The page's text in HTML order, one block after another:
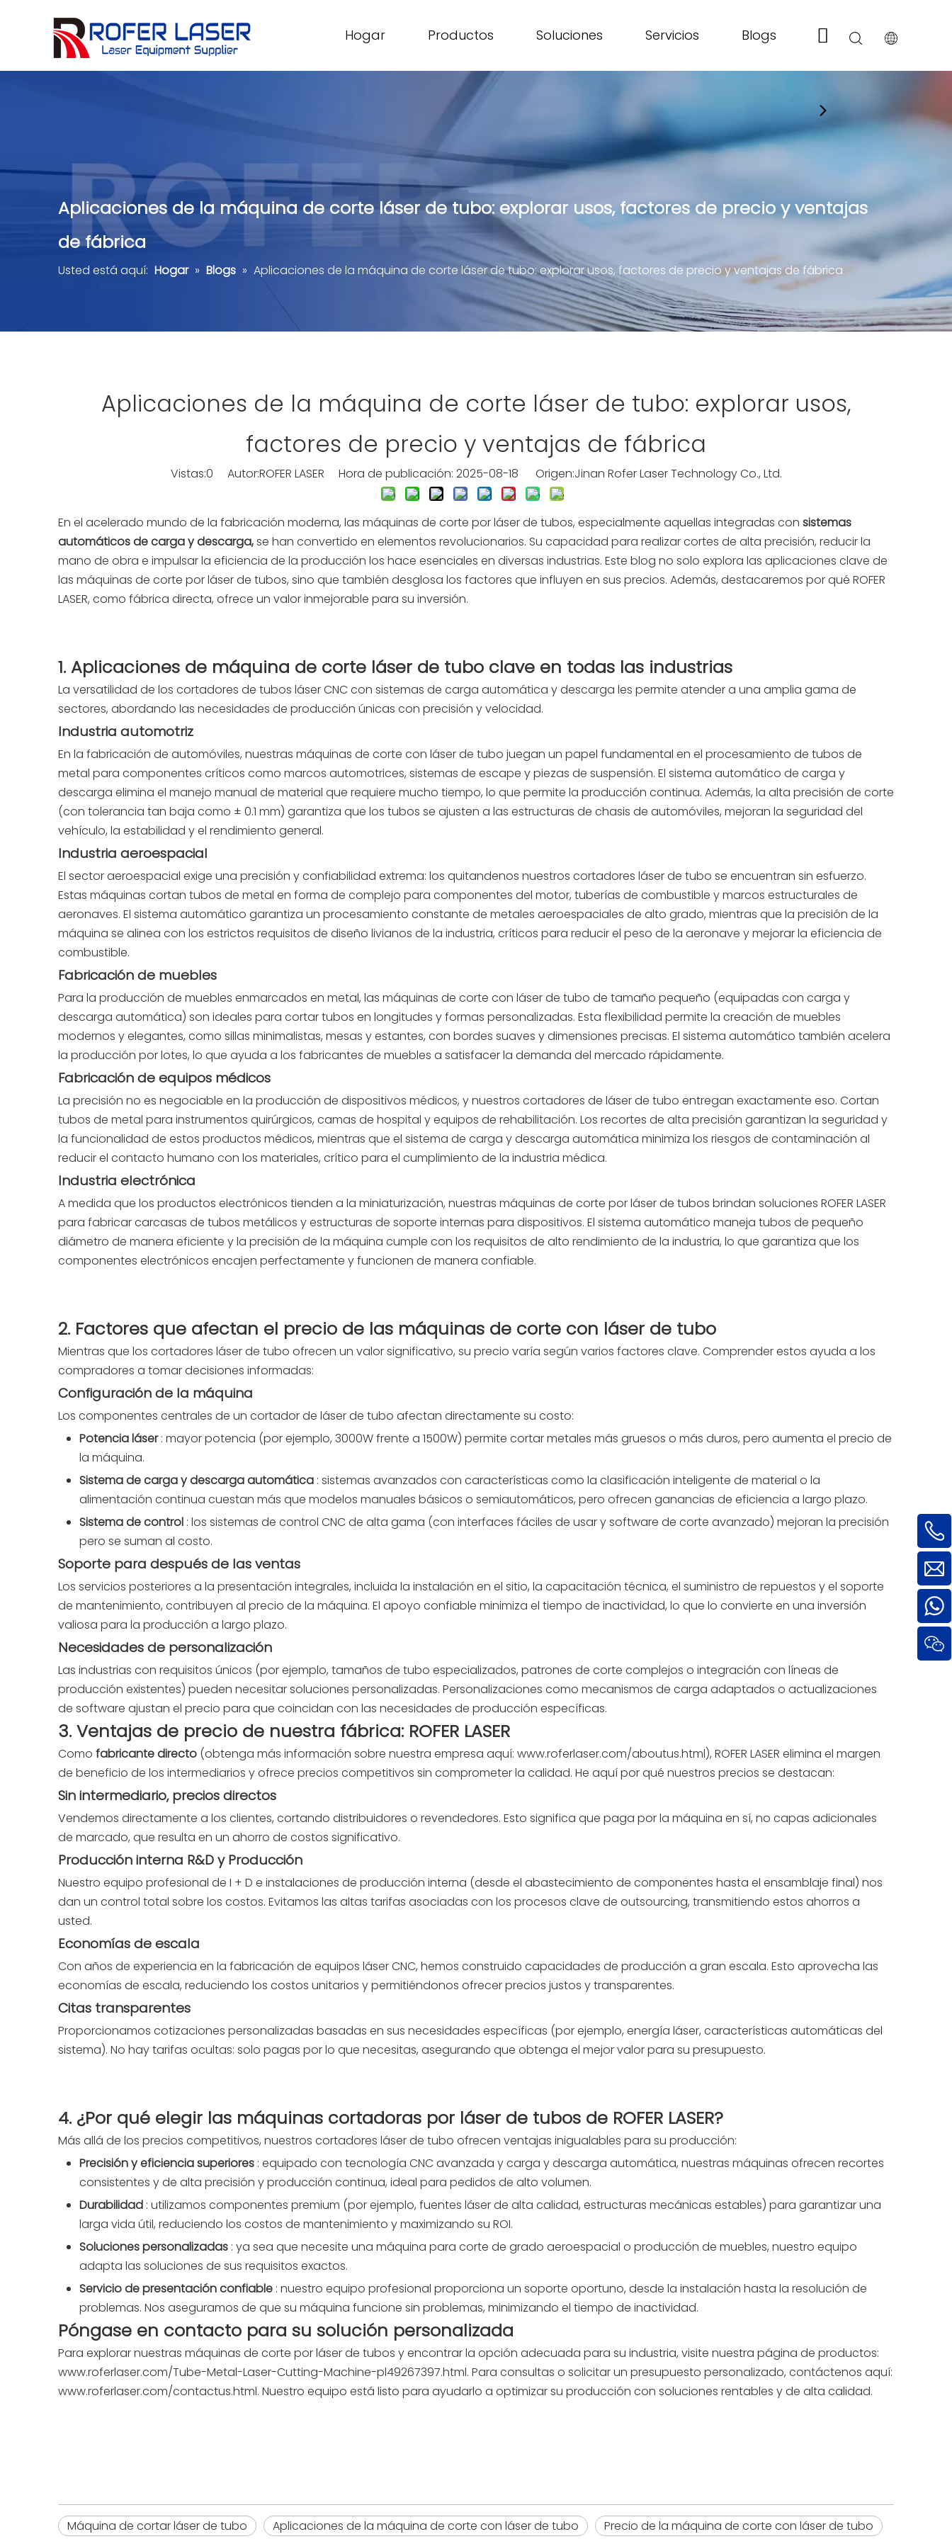
Hogar Productos Soluciones Servicios Blogs Sobre nosotros
Aplicaciones de la máquina de corte láser de tubo: explorar usos, factores de precio y ventajas
de fábrica
Usted está aquí: Hogar » Blogs » Aplicaciones de la máquina de corte láser de tubo: explorar usos, factores de precio y ventajas de fábrica
Aplicaciones de la máquina de corte láser de tubo: explorar usos,
factores de precio y ventajas de fábrica
Vistas:0 Autor:ROFER LASER Hora de publicación: 2025-08-18 Origen:Jinan Rofer Laser Technology Co., Ltd.
En el acelerado mundo de la fabricación moderna, las máquinas de corte por láser de tubos, especialmente aquellas integradas con sistemas
automáticos de carga y descarga,se han convertido en elementos revolucionarios. Su capacidad para realizar cortes de alta precisión, reducir la
mano de obra e impulsar la eficiencia de la producción los hace esenciales en diversas industrias. Este blog no solo explora las aplicaciones clave de
las máquinas de corte por láser de tubos, sino que también desglosa los factores que influyen en sus precios. Además, destacaremos por qué ROFER
LASER, como fábrica directa, ofrece un valor inmejorable para su inversión.
1. Aplicaciones de máquina de corte láser de tubo clave en todas las industrias
La versatilidad de los cortadores de tubos láser CNC con sistemas de carga automática y descarga les permite atender a una amplia gama de
sectores, abordando las necesidades de producción únicas con precisión y velocidad.
Industria automotriz
En la fabricación de automóviles, nuestras máquinas de corte con láser de tubo juegan un papel fundamental en el procesamiento de tubos de
metal para componentes críticos como marcos automotrices, sistemas de escape y piezas de suspensión. El sistema automático de carga y
descarga elimina el manejo manual de material que requiere mucho tiempo, lo que permite la producción continua. Además, la alta precisión de corte
(con tolerancia tan baja como ± 0.1 mm) garantiza que los tubos se ajusten a las estructuras de chasis de automóviles, mejoran la seguridad del
vehículo, la estabilidad y el rendimiento general.
Industria aeroespacial
El sector aeroespacial exige una precisión y confiabilidad extrema: los quitandenos nuestros cortadores láser de tubo se encuentran sin esfuerzo.
Estas máquinas cortan tubos de metal en forma de complejo para componentes del motor, tuberías de combustible y marcos estructurales de
aeronaves. El sistema automático garantiza un procesamiento constante de metales aeroespaciales de alto grado, mientras que la precisión de la
máquina se alinea con los estrictos requisitos de diseño livianos de la industria, críticos para reducir el peso de la aeronave y mejorar la eficiencia de
combustible.
Fabricación de muebles
Para la producción de muebles enmarcados en metal, las máquinas de corte con láser de tubo de tamaño pequeño (equipadas con carga y
descarga automática) son ideales para cortar tubos en longitudes y formas personalizadas. Esta flexibilidad permite la creación de muebles
modernos y elegantes, como sillas minimalistas, mesas y estantes, con bordes suaves y dimensiones precisas. El sistema automático también acelera
la producción por lotes, lo que ayuda a los fabricantes de muebles a satisfacer la demanda del mercado rápidamente.
Fabricación de equipos médicos
La precisión no es negociable en la producción de dispositivos médicos, y nuestros cortadores de láser de tubo entregan exactamente eso. Cortan
tubos de metal para instrumentos quirúrgicos, camas de hospital y equipos de rehabilitación. Los recortes de alta precisión garantizan la seguridad y
la funcionalidad de estos productos médicos, mientras que el sistema de carga y descarga automática minimiza los riesgos de contaminación al
reducir el contacto humano con los materiales, crítico para el cumplimiento de la industria médica.
Industria electrónica
A medida que los productos electrónicos tienden a la miniaturización, nuestras máquinas de corte por láser de tubos brindan soluciones ROFER LASER
para fabricar carcasas de tubos metálicos y estructuras de soporte internas para dispositivos. El sistema automático maneja tubos de pequeño
diámetro de manera eficiente y la precisión de la máquina cumple con los requisitos de alto rendimiento de la industria, lo que garantiza que los
componentes electrónicos encajen perfectamente y funcionen de manera confiable.
2. Factores que afectan el precio de las máquinas de corte con láser de tubo
Mientras que los cortadores láser de tubo ofrecen un valor significativo, su precio varía según varios factores clave. Comprender estos ayuda a los
compradores a tomar decisiones informadas:
Configuración de la máquina
Los componentes centrales de un cortador de láser de tubo afectan directamente su costo:
Potencia láser: mayor potencia (por ejemplo, 3000W frente a 1500W) permite cortar metales más gruesos o más duros, pero aumenta el precio de
la máquina.
Sistema de carga y descarga automática : sistemas avanzados con características como la clasificación inteligente de material o la
alimentación continua cuestan más que modelos manuales básicos o semiautomáticos, pero ofrecen ganancias de eficiencia a largo plazo.
Sistema de control : los sistemas de control CNC de alta gama (con interfaces fáciles de usar y software de corte avanzado) mejoran la precisión
pero se suman al costo.
Soporte para después de las ventas
Los servicios posteriores a la presentación integrales, incluida la instalación en el sitio, la capacitación técnica, el suministro de repuestos y el soporte
de mantenimiento, contribuyen al precio de la máquina. El apoyo confiable minimiza el tiempo de inactividad, lo que lo convierte en una inversión
valiosa para la producción a largo plazo.
Necesidades de personalización
Las industrias con requisitos únicos (por ejemplo, tamaños de tubo especializados, patrones de corte complejos o integración con líneas de
producción existentes) pueden necesitar soluciones personalizadas. Personalizaciones como mecanismos de carga adaptados o actualizaciones
de software ajustan el precio para que coincidan con las necesidades de producción específicas.
3. Ventajas de precio de nuestra fábrica: ROFER LASER
Como fabricante directo (obtenga más información sobre nuestra empresa aquí: www.roferlaser.com/aboutus.html), ROFER LASER elimina el margen
de beneficio de los intermediarios y ofrece precios competitivos sin comprometer la calidad. He aquí por qué nuestros precios se destacan:
Sin intermediario, precios directos
Vendemos directamente a los clientes, cortando distribuidores o revendedores. Esto significa que paga por la máquina en sí, no capas adicionales
de marcado, que resulta en un ahorro de costos significativo.
Producción interna R&D y Producción
Nuestro equipo profesional de I + D e instalaciones de producción interna (desde el abastecimiento de componentes hasta el ensamblaje final) nos
dan un control total sobre los costos. Evitamos las altas tarifas asociadas con los procesos clave de outsourcing, transmitiendo estos ahorros a
usted.
Economías de escala
Con años de experiencia en la fabricación de equipos láser CNC, hemos construido capacidades de producción a gran escala. Esto aprovecha las
economías de escala, reduciendo los costos unitarios y permitiéndonos ofrecer precios justos y transparentes.
Citas transparentes
Proporcionamos cotizaciones personalizadas basadas en sus necesidades específicas (por ejemplo, energía láser, características automáticas del
sistema). No hay tarifas ocultas: solo pagas por lo que necesitas, asegurando que obtenga el mejor valor para su presupuesto.
4. ¿Por qué elegir las máquinas cortadoras por láser de tubos de ROFER LASER?
Más allá de los precios competitivos, nuestros cortadores láser de tubo ofrecen ventajas inigualables para su producción:
Precisión y eficiencia superiores : equipado con tecnología CNC avanzada y carga y descarga automática, nuestras máquinas ofrecen recortes
consistentes y de alta precisión y producción continua, ideal para pedidos de alto volumen.
Durabilidad : utilizamos componentes premium (por ejemplo, fuentes láser de alta calidad, estructuras mecánicas estables) para garantizar una
larga vida útil, reduciendo los costos de mantenimiento y maximizando su ROI.
Soluciones personalizadas : ya sea que necesite una máquina para corte de grado aeroespacial o producción de muebles, nuestro equipo
adapta las soluciones de sus requisitos exactos.
Servicio de presentación confiable : nuestro equipo profesional proporciona un soporte oportuno, desde la instalación hasta la resolución de
problemas. Nos aseguramos de que su máquina funcione sin problemas, minimizando el tiempo de inactividad.
Póngase en contacto para su solución personalizada
Para explorar nuestras máquinas de corte por láser de tubos y encontrar la opción adecuada para su industria, visite nuestra página de productos:
www.roferlaser.com/Tube-Metal-Laser-Cutting-Machine-pl49267397.html. Para consultas o solicitar un presupuesto personalizado, contáctenos aquí:
www.roferlaser.com/contactus.html. Nuestro equipo está listo para ayudarlo a optimizar su producción con soluciones rentables y de alta calidad.
Máquina de cortar láser de tubo Aplicaciones de la máquina de corte con láser de tubo Precio de la máquina de corte con láser de tubo